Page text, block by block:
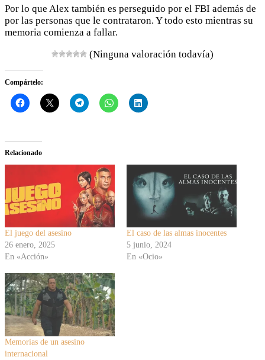
Por lo que Alex también es perseguido por el FBI además de
por las personas que le contrataron. Y todo esto mientras su
memoria comienza a fallar.
(Ninguna valoración todavía)
Compártelo:
Relacionado
El juego del asesino
26 enero, 2025
En «Acción»
El caso de las almas inocentes
5 junio, 2024
En «Ocio»
Memorias de un asesino
internacional